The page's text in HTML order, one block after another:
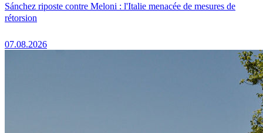
Sánchez riposte contre Meloni : l'Italie menacée de mesures de
rétorsion
07.08.2026